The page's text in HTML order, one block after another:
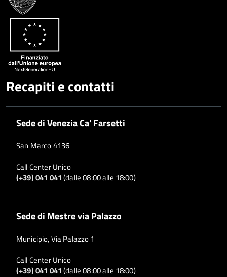
Recapiti e contatti
Sede di Venezia Ca' Farsetti
San Marco 4136
Call Center Unico
(+39) 041 041(dalle 08:00 alle 18:00)
Sede di Mestre via Palazzo
Municipio, Via Palazzo 1
Call Center Unico
(+39) 041 041(dalle 08:00 alle 18:00)